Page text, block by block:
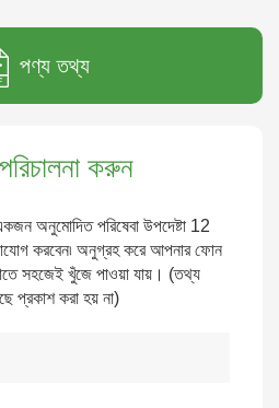
পণ্য তথ্য
করুন
অনুমোদিত পরিষেবা উপদেষ্টা 12
করবেন৷ অনুগ্রহ করে আপনার ফোন
সহজেই খুঁজে পাওয়া যায়। (তথ্য
প্রকাশ করা হয় না)